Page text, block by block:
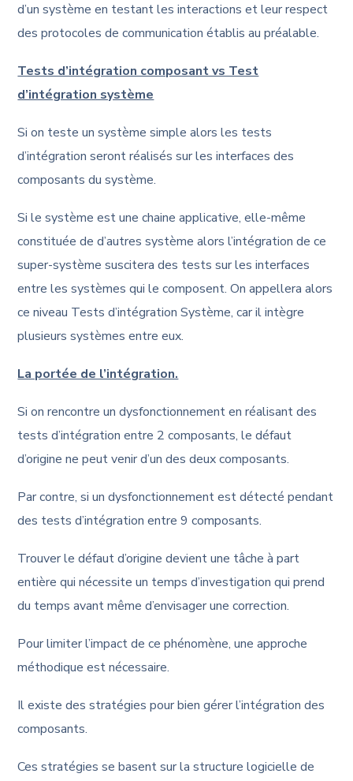
d’un système en testant les interactions et leur respect
des protocoles de communication établis au préalable.
Tests d’intégration composant vs Test
d’intégration système
Si on teste un système simple alors les tests
d’intégration seront réalisés sur les interfaces des
composants du système.
Si le système est une chaine applicative, elle-même
constituée de d’autres système alors l’intégration de ce
super-système suscitera des tests sur les interfaces
entre les systèmes qui le composent. On appellera alors
ce niveau Tests d’intégration Système, car il intègre
plusieurs systèmes entre eux.
La portée de l’intégration.
Si on rencontre un dysfonctionnement en réalisant des
tests d’intégration entre 2 composants, le défaut
d’origine ne peut venir d’un des deux composants.
Par contre, si un dysfonctionnement est détecté pendant
des tests d’intégration entre 9 composants.
Trouver le défaut d’origine devient une tâche à part
entière qui nécessite un temps d’investigation qui prend
du temps avant même d’envisager une correction.
Pour limiter l’impact de ce phénomène, une approche
méthodique est nécessaire.
Il existe des stratégies pour bien gérer l’intégration des
composants.
Ces stratégies se basent sur la structure logicielle de